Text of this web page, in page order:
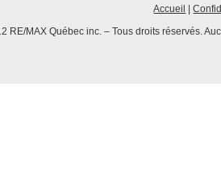
Accueil |
RE/MAX Québec inc. – Tous droits réservés.